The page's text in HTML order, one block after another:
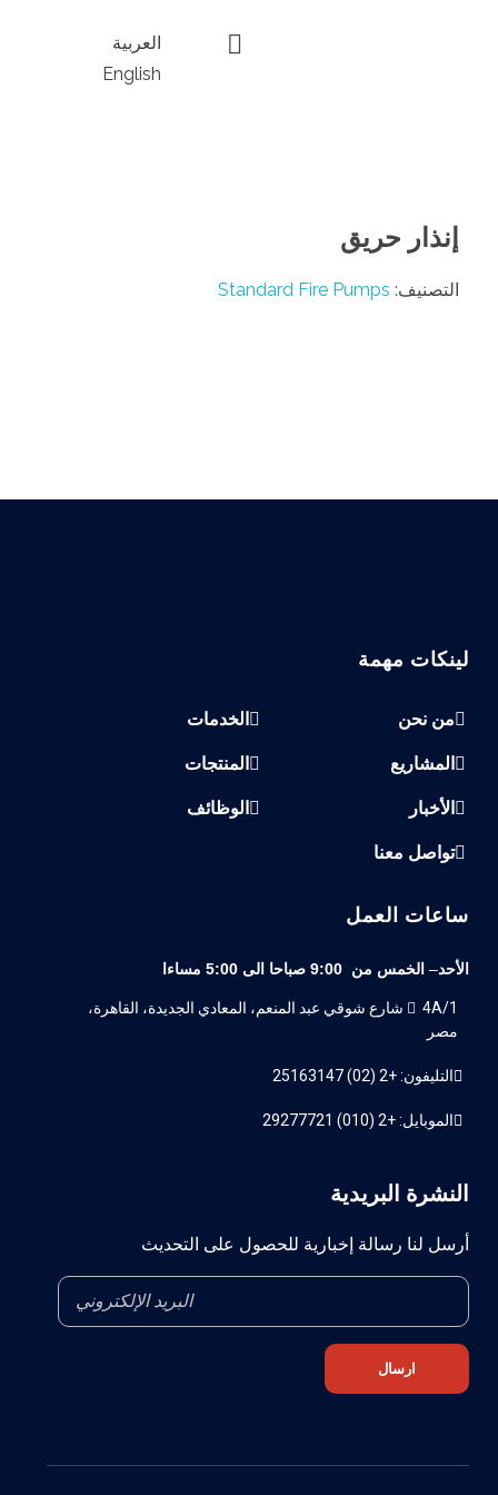
العربية
English
إنذار حريق
التصنيف: Standard Fire Pumps
لينكات مهمة
من نحن الخدمات
المشاريع المنتجات
الأخبار الوظائف
تواصل معنا
ساعات العمل
الأحد– الخمس من 9:00 صباحا الى 5:00 مساءا
4A/1 شارع شوقي عبد المنعم، المعادي الجديدة، القاهرة،
مصر
التليفون: +2 (02) 25163147
الموبايل: +2 (010) 29277721
النشرة البريدية
أرسل لنا رسالة إخبارية للحصول على التحديث